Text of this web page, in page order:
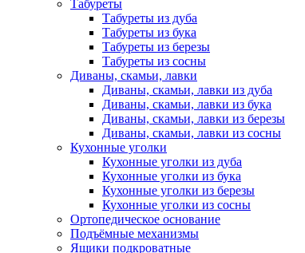
Табуреты
Табуреты из дуба
Табуреты из бука
Табуреты из березы
Табуреты из сосны
Диваны, скамьи, лавки
Диваны, скамьи, лавки из дуба
Диваны, скамьи, лавки из бука
Диваны, скамьи, лавки из березы
Диваны, скамьи, лавки из сосны
Кухонные уголки
Кухонные уголки из дуба
Кухонные уголки из бука
Кухонные уголки из березы
Кухонные уголки из сосны
Ортопедическое основание
Подъёмные механизмы
Ящики подкроватные